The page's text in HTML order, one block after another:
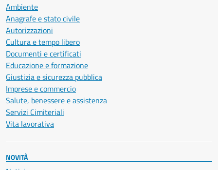
Ambiente
Anagrafe e stato civile
Autorizzazioni
Cultura e tempo libero
Documenti e certificati
Educazione e formazione
Giustizia e sicurezza pubblica
Imprese e commercio
Salute, benessere e assistenza
Servizi Cimiteriali
Vita lavorativa
NOVITÀ